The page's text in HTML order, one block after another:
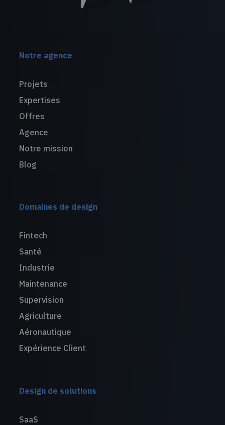
Notre agence
Projets
Expertises
Offres
Agence
Notre mission
Blog
Domaines de design
Fintech
Santé
Industrie
Maintenance
Supervision
Agriculture
Aéronautique
Expérience Client
Design de solutions
SaaS